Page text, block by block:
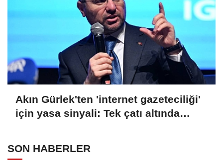
Akın Gürlek'ten 'internet gazeteciliği'
için yasa sinyali: Tek çatı altında
SON HABERLER